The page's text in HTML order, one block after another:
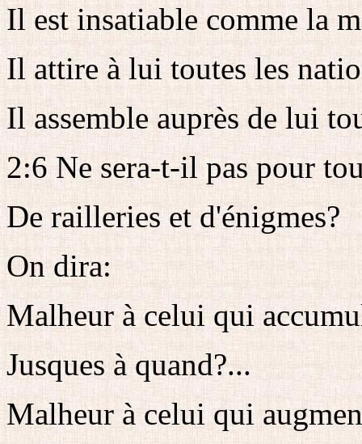
Il est insatiable comme la
Il attire à lui toutes les
Il assemble auprès de lui
2:6 Ne sera-t-il pas pour
De railleries et d'énigmes?
On dira:
Malheur à celui qui
Jusques à quand?...
Malheur à celui qui